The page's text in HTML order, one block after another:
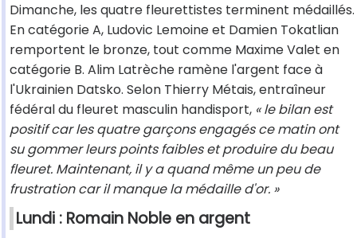
Dimanche, les quatre fleurettistes terminent médaillés.
En catégorie A, Ludovic Lemoine et Damien Tokatlian
remportent le bronze, tout comme Maxime Valet en
catégorie B. Alim Latrèche ramène l'argent face à
l'Ukrainien Datsko. Selon Thierry Métais, entraîneur
fédéral du fleuret masculin handisport, « le bilan est
positif car les quatre garçons engagés ce matin ont
su gommer leurs points faibles et produire du beau
fleuret. Maintenant, il y a quand même un peu de
frustration car il manque la médaille d'or. »
Lundi : Romain Noble en argent